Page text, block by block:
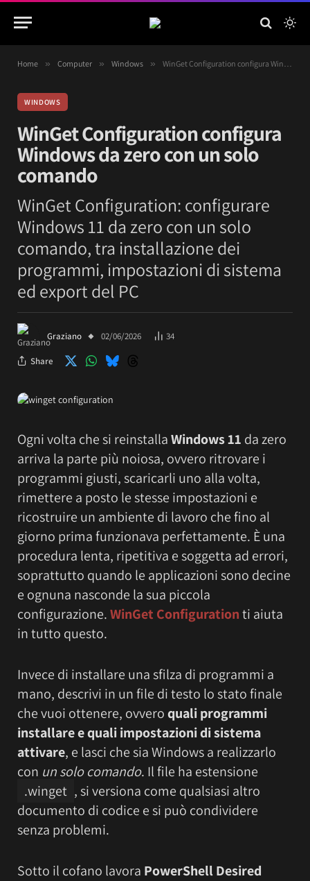
Home » Computer » Windows » WinGet Configuration configura Windows da zero con un solo comando
WINDOWS
WinGet Configuration configura
Windows da zero con un solo
comando
WinGet Configuration: configurare
Windows 11 da zero con un solo
comando, tra installazione dei
programmi, impostazioni di sistema
ed export del PC
Graziano 02/06/2026 34
Share
Ogni volta che si reinstallaWindows 11 da zero
arriva la parte più noiosa, ovvero ritrovare i
programmi giusti, scaricarli uno alla volta,
rimettere a posto le stesse impostazioni e
ricostruire un ambiente di lavoro che fino al
giorno prima funzionava perfettamente. È una
procedura lenta, ripetitiva e soggetta ad errori,
soprattutto quando le applicazioni sono decine
e ognuna nasconde la sua piccola
configurazione.WinGet Configurationti aiuta
in tutto questo.
Invece di installare una sfilza di programmi a
mano, descrivi in un file di testo lo stato finale
che vuoi ottenere, ovveroquali programmi
installare e quali impostazioni di sistema
attivare, e lasci che sia Windows a realizzarlo
con un solo comando. Il file ha estensione
.winget , si versiona come qualsiasi altro
documento di codice e si può condividere
senza problemi.
Sotto il cofano lavora PowerShell Desired